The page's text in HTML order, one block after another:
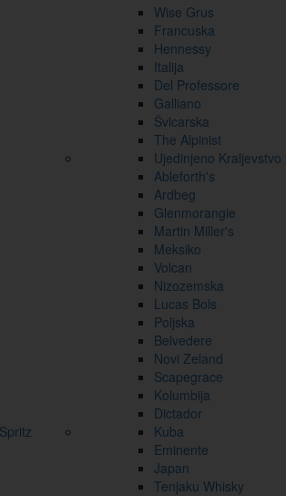
Wise Grus
Francuska
Hennessy
Italija
Del Professore
Galliano
Švicarska
The Alpinist
Ujedinjeno Kraljevstvo
Ableforth's
Ardbeg
Glenmorangie
Martin Miller's
Meksiko
Volcan
Nizozemska
Lucas Bols
Poljska
Belvedere
Novi Zeland
Scapegrace
Kolumbija
Dictador
Kuba
Eminente
Japan
Tenjaku Whisky